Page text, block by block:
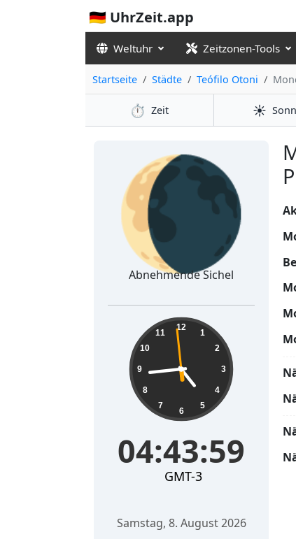
🇩🇪 UhrZeit.app
Weltuhr Zeitzonen-Tools
Startseite Städte Teófilo Otoni
⏱️ Zeit ☀️
🌘
Abnehmende Sichel
04:44:01 12
1
2
3
4
5
6
7
8
9
10
11
04:44:01
GMT-3
Samstag, 8. August 2026